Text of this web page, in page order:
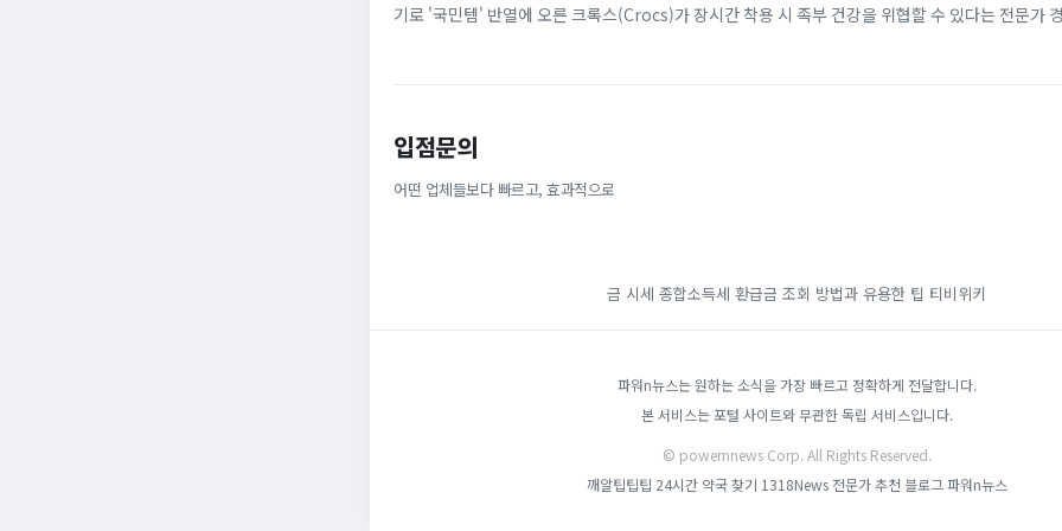
기로 '국민템' 반열에 오른 크록스(Crocs)가 장시간 착용 시 족부 건강을 위협할 수 있다는 전문가 경
입점문의
어떤 업체들보다 빠르고, 효과적으로
금 시세 종합소득세 환급금 조회 방법과 유용한 팁 티비위키
파워n뉴스는 원하는 소식을 가장 빠르고 정확하게 전달합니다.
본 서비스는 포털 사이트와 무관한 독립 서비스입니다.
© powernnews Corp. All Rights Reserved.
깨알팁팁팁 24시간 약국 찾기 1318News 전문가 추천 블로그 파워n뉴스